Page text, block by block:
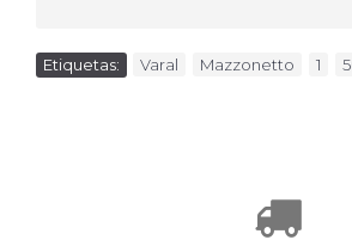
Etiquetas: Varal Mazzonetto 1